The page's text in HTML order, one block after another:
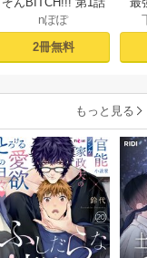
nぽぽ
2冊無料
もっと見る